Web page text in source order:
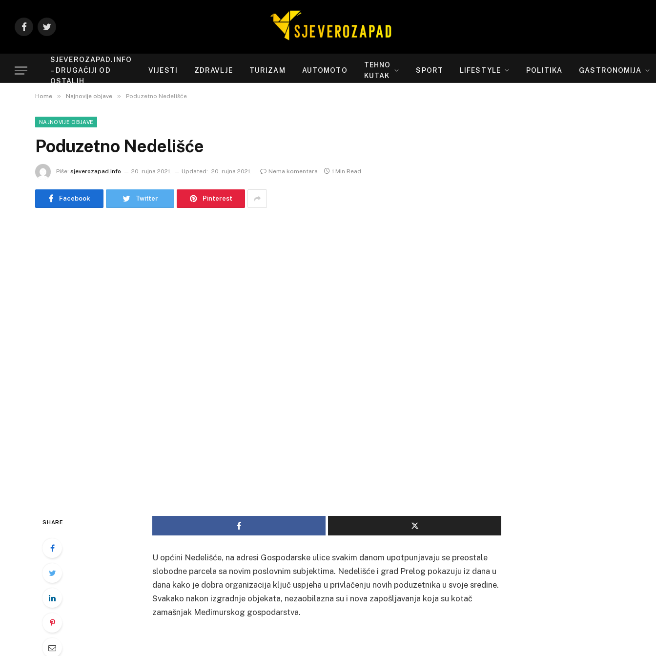
FacebookTwitter
SJEVEROZAPAD.INFO
– DRUGAČIJI OD
OSTALIH
VIJESTI ZDRAVLJE TURIZAM AUTOMOTO
TEHNO
KUTAK
SPORT LIFESTYLE POLITIKA GASTRONOMIJA
Home » Najnovije objave » Poduzetno Nedelišće
NAJNOVIJE OBJAVE
Poduzetno Nedelišće
Piše: sjeverozapad.info 20. rujna 2021. Updated: 20. rujna 2021. Nema komentara 1 Min Read
Facebook Twitter Pinterest
SHARE
U općini Nedelišće, na adresi Gospodarske ulice svakim danom upotpunjavaju se preostale
slobodne parcela sa novim poslovnim subjektima. Nedelišće i grad Prelog pokazuju iz dana u
dana kako je dobra organizacija ključ uspjeha u privlačenju novih poduzetnika u svoje sredine.
Svakako nakon izgradnje objekata, nezaobilazna su i nova zapošljavanja koja su kotač
zamašnjak Međimurskog gospodarstva.